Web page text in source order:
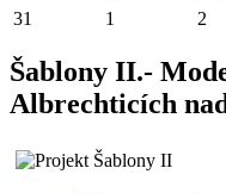
31
1 2
Šablony II.-
Albrechticích